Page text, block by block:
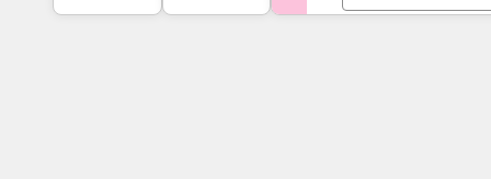
grâce à